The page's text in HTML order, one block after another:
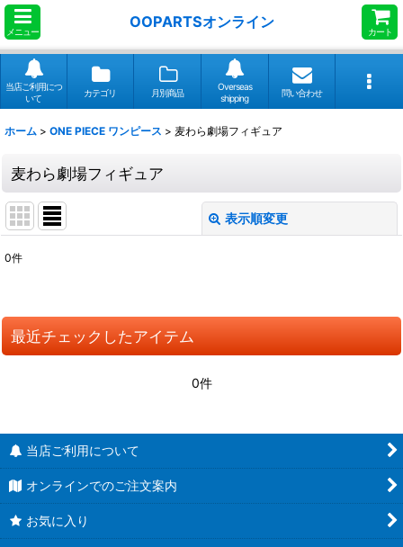
メニュー
OOPARTSオンライン
カート
当店ご利用につ
いて
カテゴリ 月別商品
Overseas
shipping
問い合わせ
ホーム > ONE PIECE ワンピース > 麦わら劇場フィギュア
麦わら劇場フィギュア
表示順変更
並び順:
0件
最近チェックしたアイテム
0件
当店ご利用について
オンラインでのご注文案内
お気に入り